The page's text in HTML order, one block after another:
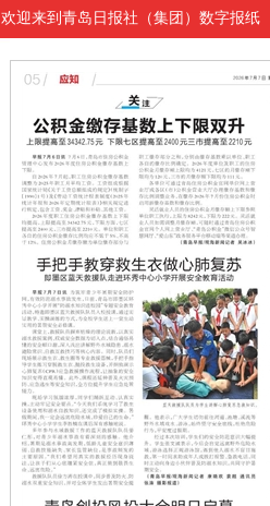
欢迎来到青岛日报社（集团）数字报纸